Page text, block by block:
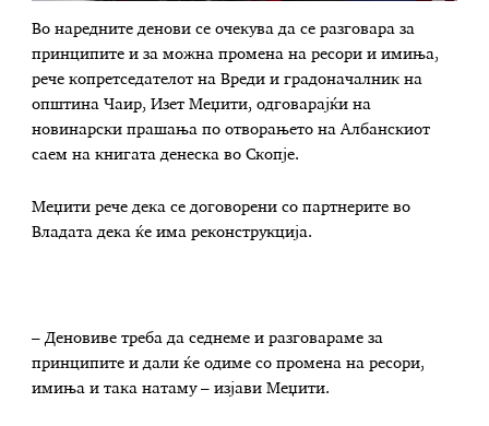
Во наредните денови се очекува да се разговара за
принципите и за можна промена на ресори и имиња,
рече копретседателот на Вреди и градоначалник на
општина Чаир, Изет Меџити, одговарајќи на
новинарски прашања по отворањето на Албанскиот
саем на книгата денеска во Скопје.
Меџити рече дека се договорени со партнерите во
Владата дека ќе има реконструкција.
– Деновиве треба да седнеме и разговараме за
принципите и дали ќе одиме со промена на ресори,
имиња и така натаму – изјави Меџити.